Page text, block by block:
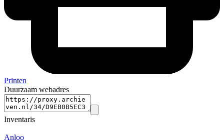
Printen
Duurzaam webadres
Inventaris
Anloo